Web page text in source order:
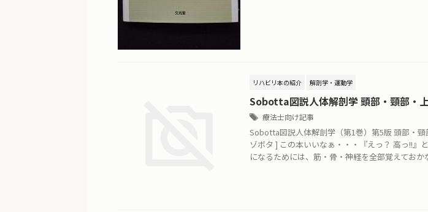
リハビリ本の紹介 解剖学・運動学
Sobotta図説人体解剖学 頭部・頸部・
療法士向け記事
Sobotta図説人体解剖学（第1巻）第5版 頭部・頸
ゾボタ ] この本いいなぁ・・・『えっ？ 高っ!!』
になるためには、筋・骨・神経を全部覚えておか